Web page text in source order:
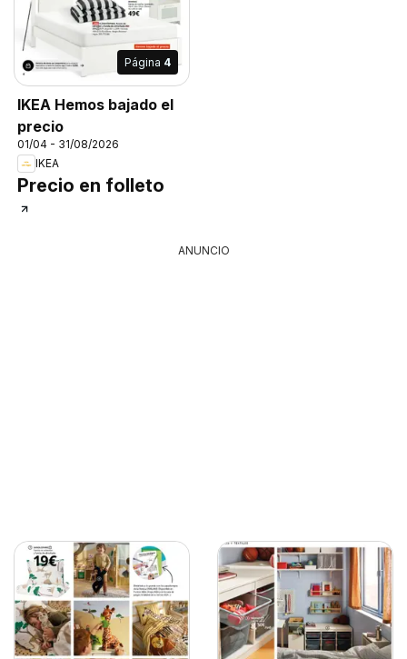
Página 4
IKEA Hemos bajado el
precio
01/04 - 31/08/2026
IKEA
Precio en folleto
ANUNCIO